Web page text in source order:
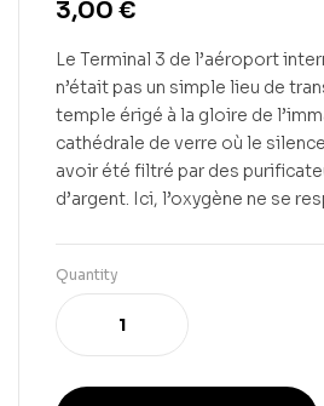
3,00 €
Le Terminal 3 de l’aéroport
n’était pas un simple lieu de
temple érigé à la gloire de
cathédrale de verre où le
avoir été filtré par des
d’argent. Ici, l’oxygène ne se
Quantity